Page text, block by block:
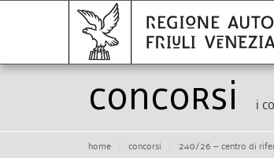
Concorsi i
home concorsi 240/26 – centro di